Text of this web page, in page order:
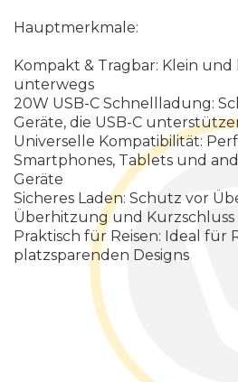
Hauptmerkma e:
Kompa kt & Tragbar: K ein und
unterwegs
20W USB-C Schne ad ung: Sc
Geräte, die USB-C unterstütze
Universe e Kompatibilität: Perf
Smartp hones, Tablets und and
Geräte
Sicheres Laden: Schutz vor Üb
Überhitzung und Kurzsch uss
Pra ktisch für Reisen: Idea für
p atzsparenden Designs